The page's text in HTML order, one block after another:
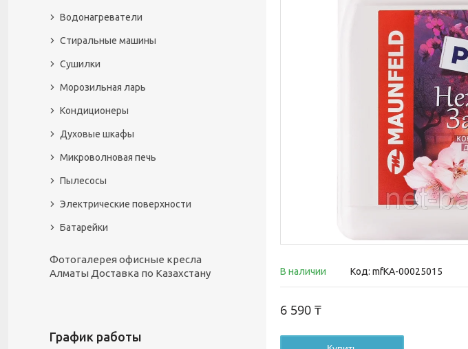
В наличии Код: mfКА-00025015
6 590 ₸
Водонагреватели
Стиральные машины
Сушилки
Морозильная ларь
Кондиционеры
Духовые шкафы
Микроволновая печь
Пылесосы
Электрические поверхности
Батарейки
Фотогалерея офисные кресла
Алматы Доставка по Казахстану
График работы